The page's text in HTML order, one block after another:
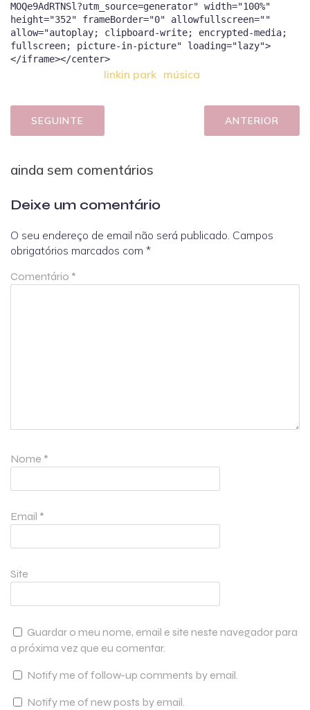
MOQe9AdRTNSl?utm_source=generator" width="100%"
height="352" frameBorder="0" allowfullscreen=""
allow="autoplay; clipboard-write; encrypted-media;
fullscreen; picture-in-picture" loading="lazy">
linkin park música
SEGUINTE ANTERIOR
ainda sem comentários
Deixe um comentário
O seu endereço de email não será publicado. Campos
obrigatórios marcados com *
Comentário *
Nome *
Email *
Site
Guardar o meu nome, email e site neste navegador para
a próxima vez que eu comentar.
Notify me of follow-up comments by email.
Notify me of new posts by email.